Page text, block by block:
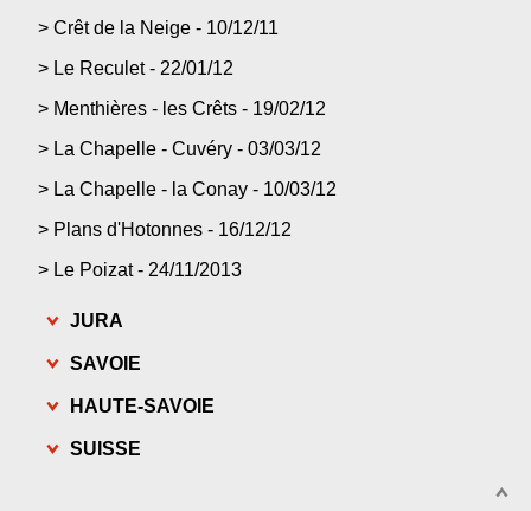
> Crêt de la Neige - 10/12/11
> Le Reculet - 22/01/12
> Menthières - les Crêts - 19/02/12
> La Chapelle - Cuvéry - 03/03/12
> La Chapelle - la Conay - 10/03/12
> Plans d'Hotonnes - 16/12/12
> Le Poizat - 24/11/2013
JURA
SAVOIE
HAUTE-SAVOIE
SUISSE